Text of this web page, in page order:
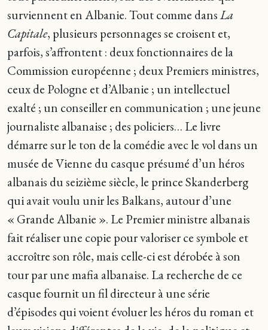
surviennent en Albanie. Tout comme dansLa
Capitale, plusieurs personnages se croisent et,
parfois, s’affrontent : deux fonctionnaires de la
Commission européenne ; deux Premiers ministres,
ceux de Pologne et d’Albanie ; un intellectuel
exalté ; un conseiller en communication ; une jeune
journaliste albanaise ; des policiers… Le livre
démarre sur le ton de la comédie avec le vol dans un
musée de Vienne du casque présumé d’un héros
albanais du seizième siècle, le prince Skanderberg
qui avait voulu unir les Balkans, autour d’une
« Grande Albanie ». Le Premier ministre albanais
fait réaliser une copie pour valoriser ce symbole et
accroître son rôle, mais celle-ci est dérobée à son
tour par une mafia albanaise. La recherche de ce
casque fournit un fil directeur à une série
d’épisodes qui voient évoluer les héros du roman et